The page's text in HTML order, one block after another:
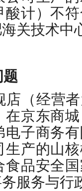
计）不
关技术中
题
店（经营
在京东商
子商务
产的山
食品安全
服务与行